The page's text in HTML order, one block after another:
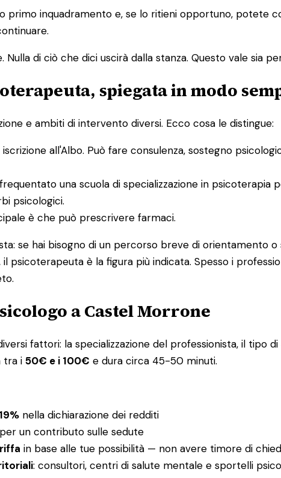
primo inquadramento e, se lo ritieni opportuno, potete
di ciò che dici uscirà dalla stanza. Questo vale sia
spiegata in modo
e ambiti di intervento diversi. Ecco cosa le distingue:
all'Albo. Può fare consulenza, sostegno
una scuola di specializzazione in psicoterapia
psicologici.
è che può prescrivere farmaci.
se hai bisogno di un percorso breve di orientamento
è la figura più indicata. Spesso i
a Castel Morrone
fattori: la specializzazione del professionista, il tipo
tra i 50€ e i 100€ e dura circa 45-50 minuti.
nella dichiarazione dei redditi
per un contributo sulle sedute
in base alle tue possibilità — non avere timore di
: consultori, centri di salute mentale e sportelli